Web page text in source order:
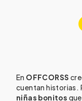
En OFFCORSS
cuentan historias.
niñas bonitos